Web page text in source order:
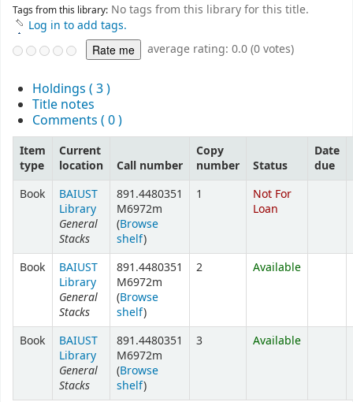
Tags from this library: No tags from this library for this title.
Log in to add tags.
average rating: 0.0 (0 votes)
Holdings ( 3 )
Title notes
Comments ( 0 )
Item
type
Current
location
Call number
Copy
number
Status
Date
due
Book
BAIUST
Library
General
Stacks
891.4480351
M6972m
(Browse
shelf)
1
Not For
Loan
Book
BAIUST
Library
General
Stacks
891.4480351
M6972m
(Browse
shelf)
2 Available
Book
BAIUST
Library
General
Stacks
891.4480351
M6972m
(Browse
shelf)
3 Available